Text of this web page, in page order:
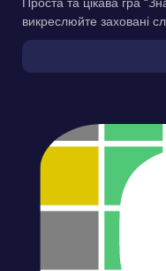
викреслюйте заховані